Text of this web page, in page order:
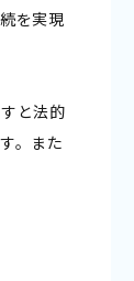
を実現
と法的
。また